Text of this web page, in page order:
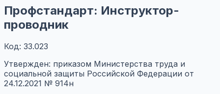
Профстандарт: Инструктор-
проводник
Код: 33.023
Утвержден: приказом Министерства труда и
социальной защиты Российской Федерации от
24.12.2021 № 914н